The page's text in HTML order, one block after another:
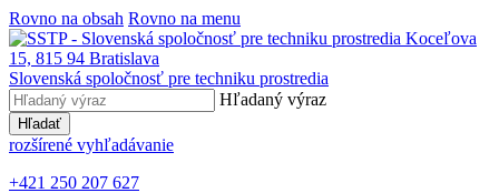
Rovno na obsah Rovno na menu
Slovenská spoločnosť pre techniku prostredia
Hľadaný výraz
Hľadať
rozšírené vyhľadávanie
+421 250 207 627